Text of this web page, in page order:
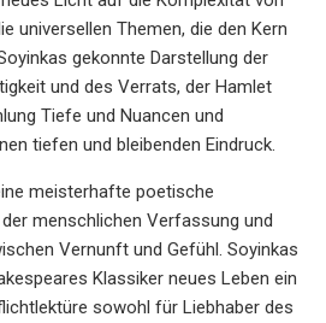
universellen Themen, die den Kern
gekonnte Darstellung der
und des Verrats, der Hamlet
Tiefe und Nuancen und
tiefen und bleibenden Eindruck.
meisterhafte poetische
menschlichen Verfassung und
Vernunft und Gefühl. Soyinkas
Klassiker neues Leben ein
sowohl für Liebhaber des